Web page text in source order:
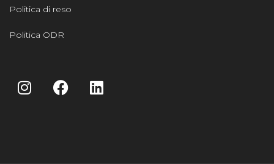
Politica di reso
Politica ODR